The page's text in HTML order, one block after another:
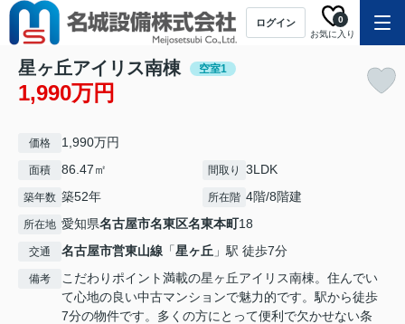
ログイン
お気に入り
0
星ヶ丘アイリス南棟 空室1
1,990万円
価格 1,990万円
面積 86.47㎡ 間取り 3LDK
築年数 築52年 所在階 4階/8階建
所在地 愛知県名古屋市名東区名東本町18
交通 名古屋市営東山線 「星ヶ丘 」駅 徒歩7分
備考
こだわりポイント満載の星ヶ丘アイリス南棟。住んでい
て心地の良い中古マンションで魅力的です。駅から徒歩
7分の物件です。多くの方にとって便利で欠かせない条